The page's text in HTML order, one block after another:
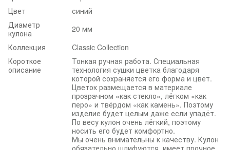
Цвет
синий
Диаметр
кулона
20 мм
Коллекция
Classic Collection
Короткое
описание
Тонкая ручная работа. Специальная
технология сушки цветка благодаря
которой сохраняется его форма и цвет.
Цветок размещается в материале
прозрачном «как стекло», лёгком «как
перо» и твёрдом «как камень». Поэтому
изделие будет целым даже если упадёт.
По весу кулон очень лёгкий, поэтому
носить его будет комфортно.
Мы очень внимательны к качеству. Кулон
обязательно шлифуются, имеет прочное